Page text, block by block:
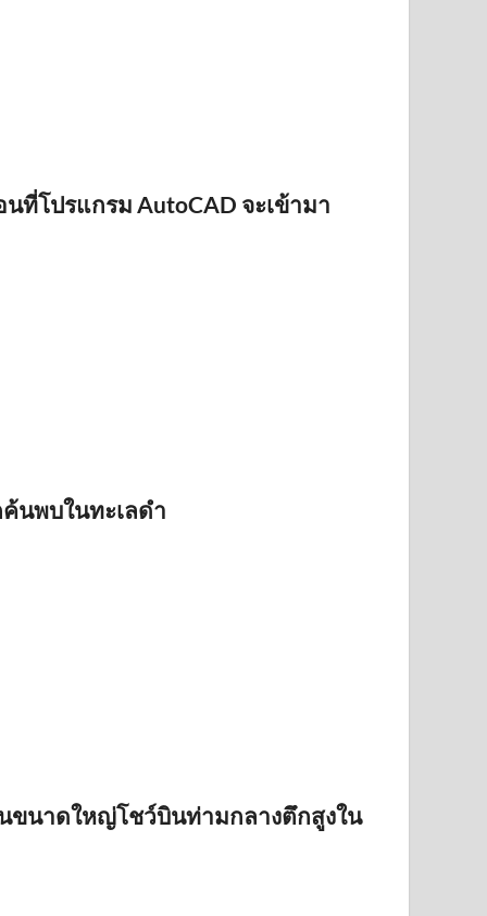
โปรแกรม AutoCAD จะเข้ามา
นพบในทะเลดำ
ขนาดใหญ่โชว์บินท่ามกลางตึกสูงใน